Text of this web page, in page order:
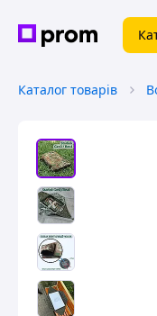
Каталог товарів